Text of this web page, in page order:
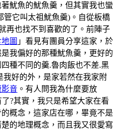
魷魚的魷魚羹，但其實我也蠻
管它叫太祖魷魚羹)。自從板橋
再也找不到喜歡的了。前陣子
圖 」看見有團員分享這家，於
我偏好的那種魷魚羹，更好的
種不同的羹.魯肉飯也不差.黑
我好的外，是家若然在我家附
音 。有人問我為什麼要放
了?其實，我只是希望大家在看
概念，這家店在哪，畢竟不是
的地理概念，而且我又很愛寫